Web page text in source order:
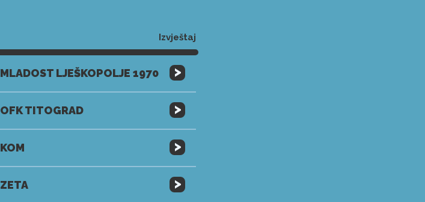
Izvještaj
MLADOST LJEŠKOPOLJE 1970 >
OFK TITOGRAD >
KOM >
ZETA >